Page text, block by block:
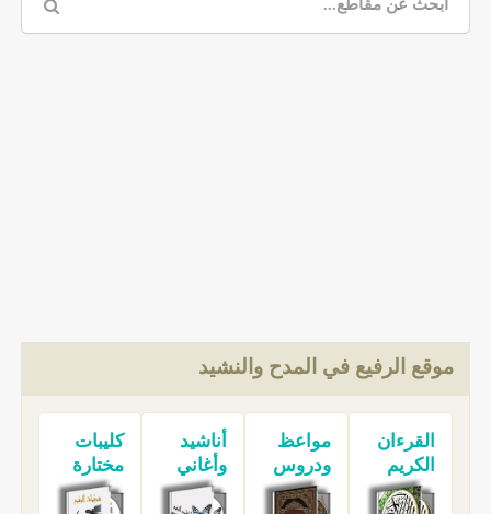
موقع الرفيع في المدح والنشيد
القرءان
الكريم
مواعظ
ودروس
أناشيد
وأغاني
كليبات
مختارة